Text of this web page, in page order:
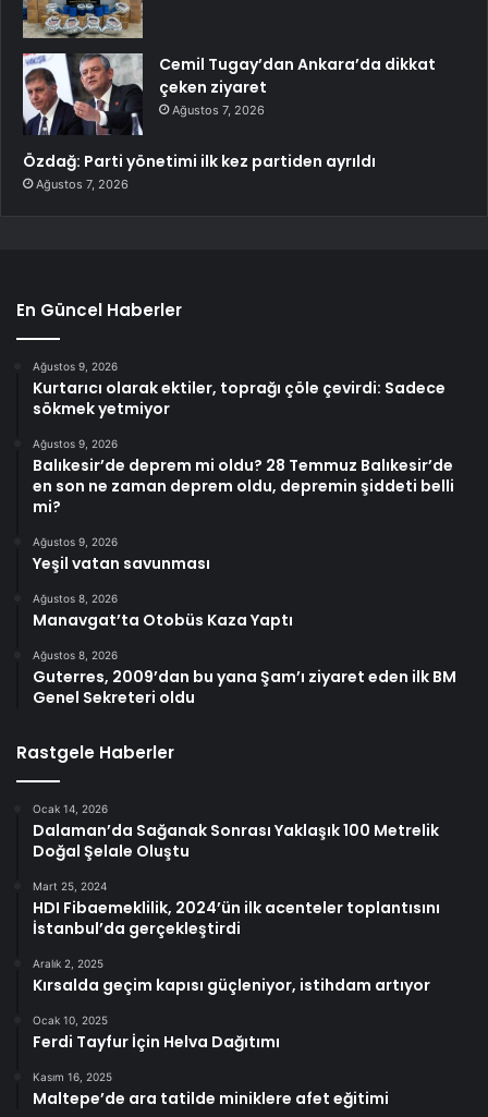
Cemil Tugay’dan Ankara’da dikkat
çeken ziyaret
Ağustos 7, 2026
Özdağ: Parti yönetimi ilk kez partiden ayrıldı
Ağustos 7, 2026
En Güncel Haberler
Ağustos 9, 2026
Kurtarıcı olarak ektiler, toprağı çöle çevirdi: Sadece
sökmek yetmiyor
Ağustos 9, 2026
Balıkesir’de deprem mi oldu? 28 Temmuz Balıkesir’de
en son ne zaman deprem oldu, depremin şiddeti belli
mi?
Ağustos 9, 2026
Yeşil vatan savunması
Ağustos 8, 2026
Manavgat’ta Otobüs Kaza Yaptı
Ağustos 8, 2026
Guterres, 2009’dan bu yana Şam’ı ziyaret eden ilk BM
Genel Sekreteri oldu
Rastgele Haberler
Ocak 14, 2026
Dalaman’da Sağanak Sonrası Yaklaşık 100 Metrelik
Doğal Şelale Oluştu
Mart 25, 2024
HDI Fibaemeklilik, 2024’ün ilk acenteler toplantısını
İstanbul’da gerçekleştirdi
Aralık 2, 2025
Kırsalda geçim kapısı güçleniyor, istihdam artıyor
Ocak 10, 2025
Ferdi Tayfur İçin Helva Dağıtımı
Kasım 16, 2025
Maltepe’de ara tatilde miniklere afet eğitimi